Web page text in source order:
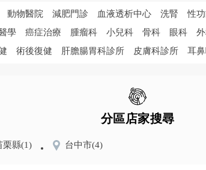
動物醫院 減肥門診 血液透析中心 洗腎 性
學 癌症治療 腫瘤科 小兒科 骨科 眼科
術後復健 肝膽腸胃科診所 皮膚科診所 耳
分區店家搜尋
栗縣(1) 台中市(4)